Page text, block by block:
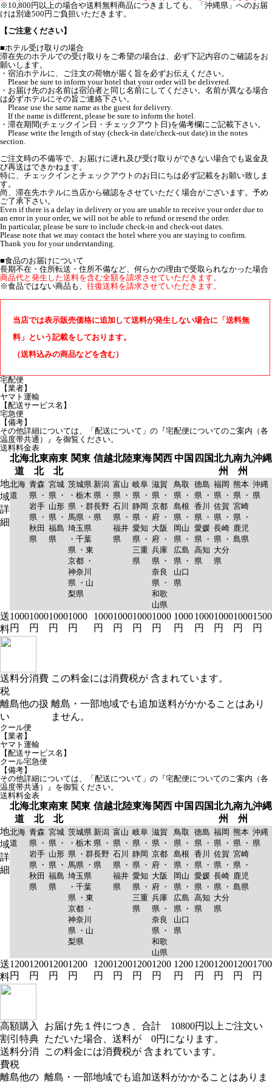
※10,800円以上の場合や送料無料商品につきましても、「沖縄県」へのお届
けは別途500円ご負担いただきます。
【ご注意ください】
■ホテル受け取りの場合
滞在先のホテルでの受け取りをご希望の場合は、必ず下記内容のご確認をお
願いします。
・宿泊ホテルに、ご注文の荷物が届く旨を必ずお伝えください。
Please be sure to inform your hotel that your order will be delivered.
・お届け先のお名前は宿泊者と同じ名前にしてください。名前が異なる場合
は必ずホテルにその旨ご連絡下さい。
Please use the same name as the guest for delivery.
If the name is different, please be sure to inform the hotel.
・滞在期間(チェックイン日・チェックアウト日)を備考欄にご記載下さい。
Please write the length of stay (check-in date/check-out date) in the notes
section.
ご注文時の不備等で、お届けに遅れ及び受け取りができない場合でも返金及
び再送はできかねます。
特に、チェックインとチェックアウトのお日にちは必ず記載をお願い致しま
す。
尚、滞在先ホテルに当店から確認をさせていただく場合がございます。予め
ご了承下さい。
Even if there is a delay in delivery or you are unable to receive your order due to
an error in your order, we will not be able to refund or resend the order.
In particular, please be sure to include check-in and check-out dates.
Please note that we may contact the hotel where you are staying to confirm.
Thank you for your understanding.
■食品のお届けについて
長期不在・住所転送・住所不備など、何らかの理由で受取られなかった場合
商品代と発生した送料を含む全額を請求させていただきます。
※食品ではない商品も、 往復送料を請求させていただきます。
当店では表示販売価格に追加して送料が発生しない場合に「送料無
料」という記載をしております。
（送料込みの商品などを含む）
宅配便
【業者】
ヤマト運輸
【配送サービス名】
宅急便
【備考】
その他詳細については、「配送について」の『宅配便についてのご案内（各
温度帯共通）』を御覧ください。
送料料金表
北海
道
北東
北
南東
北
関東 信越北陸東海 関西中国 四国北九
州
南九
州
沖縄
地
域
詳
細
北海
道
青森
県 ・
岩手
県 ・
秋田
県
宮城
県 ・
山形
県 ・
福島
県
茨城県
・栃木
県 ・群
馬県 ・
埼玉県
・千葉
県 ・東
京都 ・
神奈川
県 ・山
梨県
新潟
県 ・
長野
県
富山
県 ・
石川
県 ・
福井
県
岐阜
県 ・
静岡
県 ・
愛知
県 ・
三重
県
滋賀
県 ・
京都
府 ・
大阪
府 ・
兵庫
県 ・
奈良
県 ・
和歌
山県
鳥取
県 ・
島根
県 ・
岡山
県 ・
広島
県 ・
山口
県
徳島
県 ・
香川
県 ・
愛媛
県 ・
高知
県
福岡
県 ・
佐賀
県 ・
長崎
県 ・
大分
県
熊本
県 ・
宮崎
県 ・
鹿児
島県
沖縄
県
送
料
1000
円
1000
円
1000
円
1000
円
1000
円
1000
円
1000
円
1000
円
1000
円
1000
円
1000
円
1000
円
1500
円
送料分消費
税
この料金には消費税が 含まれています。
離島他の扱
い
離島・一部地域でも追加送料がかかることはあり
ません。
クール便
【業者】
ヤマト運輸
【配送サービス名】
クール宅急便
【備考】
その他詳細については、「配送について」の『宅配便についてのご案内（各
温度帯共通）』を御覧ください。
送料料金表
北海
道
北東
北
南東
北
関東 信越北陸東海 関西中国 四国北九
州
南九
州
沖縄
地
域
詳
細
北海
道
青森
県 ・
岩手
県 ・
秋田
県
宮城
県 ・
山形
県 ・
福島
県
茨城県
・栃木
県 ・群
馬県 ・
埼玉県
・千葉
県 ・東
京都 ・
神奈川
県 ・山
梨県
新潟
県 ・
長野
県
富山
県 ・
石川
県 ・
福井
県
岐阜
県 ・
静岡
県 ・
愛知
県 ・
三重
県
滋賀
県 ・
京都
府 ・
大阪
府 ・
兵庫
県 ・
奈良
県 ・
和歌
山県
鳥取
県 ・
島根
県 ・
岡山
県 ・
広島
県 ・
山口
県
徳島
県 ・
香川
県 ・
愛媛
県 ・
高知
県
福岡
県 ・
佐賀
県 ・
長崎
県 ・
大分
県
熊本
県 ・
宮崎
県 ・
鹿児
島県
沖縄
県
送
料
1200
円
1200
円
1200
円
1200
円
1200
円
1200
円
1200
円
1200
円
1200
円
1200
円
1200
円
1200
円
1700
円
高額購入
割引特典
お届け先１件につき、合計 10800円以上ご注文い
ただいた場合、送料が 0円になります。
送料分消
費税
この料金には消費税が 含まれています。
離島他の 離島・一部地域でも追加送料がかかることはありま